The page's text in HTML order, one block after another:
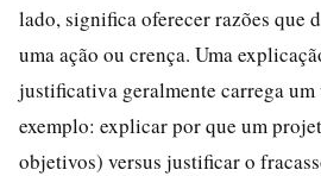
lado, significa oferecer razões que
uma ação ou crença. Uma
justificativa geralmente carrega um
exemplo: explicar por que um
objetivos) versus justificar o